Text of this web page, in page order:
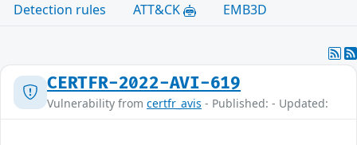
Detection rules
ATT&CK EMB3D
CERTFR-2022-AVI-619
Vulnerability from certfr_avis - Published: - Updated: